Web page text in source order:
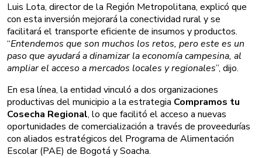
Luis Lota, director de la Región Metropolitana, explicó que
con esta inversión mejorará la conectividad rural y se
facilitará el transporte eficiente de insumos y productos.
“Entendemos que son muchos los retos, pero este es un
paso que ayudará a dinamizar la economía campesina, al
ampliar el acceso a mercados locales y regionales”, dijo.
En esa línea, la entidad vinculó a dos organizaciones
productivas del municipio a la estrategia Compramos tu
Cosecha Regional, lo que facilitó el acceso a nuevas
oportunidades de comercialización a través de proveedurías
con aliados estratégicos del Programa de Alimentación
Escolar (PAE) de Bogotá y Soacha.